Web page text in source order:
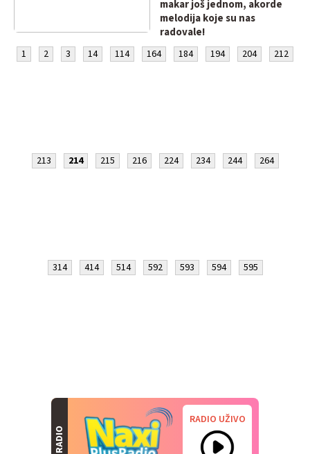
makar još jednom, akorde
melodija koje su nas
radovale!
1 2 3 14 114 164 184 194 204 212
213 214 215 216 224 234 244 264
314 414 514 592 593 594 595
RADIO
RADIO UŽIVO